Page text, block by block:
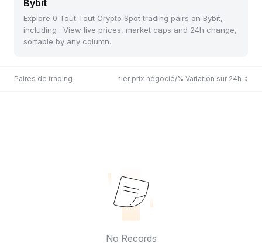
Bybit
Explore 0 Tout Tout Crypto Spot trading pairs on Bybit,
including . View live prices, market caps and 24h change,
sortable by any column.
Paires de trading Dernier prix négocié/% Variation sur 24h
No Records